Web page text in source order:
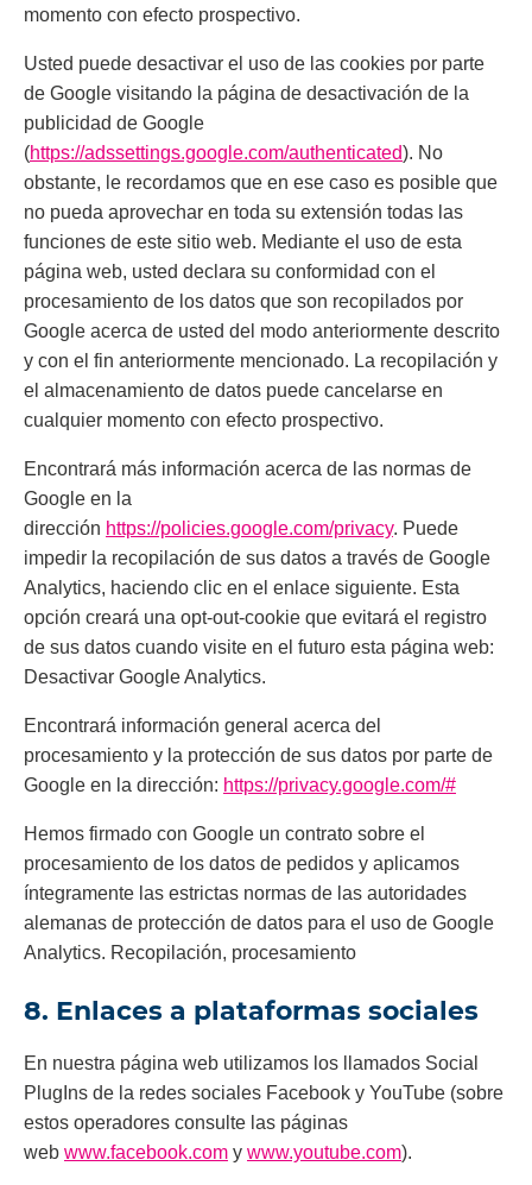
momento con efecto prospectivo.
Usted puede desactivar el uso de las cookies por parte
de Google visitando la página de desactivación de la
publicidad de Google
(https://adssettings.google.com/authenticated). No
obstante, le recordamos que en ese caso es posible que
no pueda aprovechar en toda su extensión todas las
funciones de este sitio web. Mediante el uso de esta
página web, usted declara su conformidad con el
procesamiento de los datos que son recopilados por
Google acerca de usted del modo anteriormente descrito
y con el fin anteriormente mencionado. La recopilación y
el almacenamiento de datos puede cancelarse en
cualquier momento con efecto prospectivo.
Encontrará más información acerca de las normas de
Google en la
dirección https://policies.google.com/privacy. Puede
impedir la recopilación de sus datos a través de Google
Analytics, haciendo clic en el enlace siguiente. Esta
opción creará una opt-out-cookie que evitará el registro
de sus datos cuando visite en el futuro esta página web:
Desactivar Google Analytics.
Encontrará información general acerca del
procesamiento y la protección de sus datos por parte de
Google en la dirección: https://privacy.google.com/#
Hemos firmado con Google un contrato sobre el
procesamiento de los datos de pedidos y aplicamos
íntegramente las estrictas normas de las autoridades
alemanas de protección de datos para el uso de Google
Analytics. Recopilación, procesamiento
8. Enlaces a plataformas sociales
En nuestra página web utilizamos los llamados Social
PlugIns de la redes sociales Facebook y YouTube (sobre
estos operadores consulte las páginas
web www.facebook.com y www.youtube.com).